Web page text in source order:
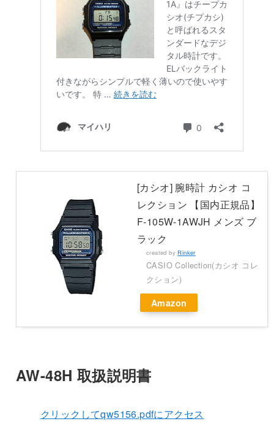
[カシオ] 腕時計 カシオ コ
レクション 【国内正規品】
F-105W-1AWJH メンズ ブ
ラック
created byRinker
CASIO Collection(カシオ コレ
クション)
Amazon
AW-48H 取扱説明書
クリックしてqw5156.pdfにアクセス